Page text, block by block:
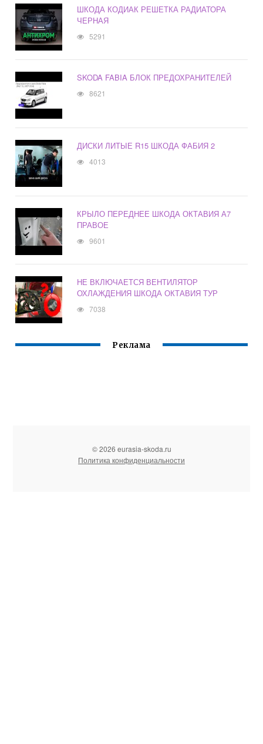
ШКОДА КОДИАК РЕШЕТКА РАДИАТОРА
ЧЕРНАЯ
5291
SKODA FABIA БЛОК ПРЕДОХРАНИТЕЛЕЙ
8621
ДИСКИ ЛИТЫЕ R15 ШКОДА ФАБИЯ 2
4013
КРЫЛО ПЕРЕДНЕЕ ШКОДА ОКТАВИЯ А7
ПРАВОЕ
9601
НЕ ВКЛЮЧАЕТСЯ ВЕНТИЛЯТОР
ОХЛАЖДЕНИЯ ШКОДА ОКТАВИЯ ТУР
7038
Реклама
© 2026 eurasia-skoda.ru
Политика конфиденциальности